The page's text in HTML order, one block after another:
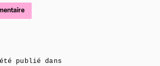
publié dans